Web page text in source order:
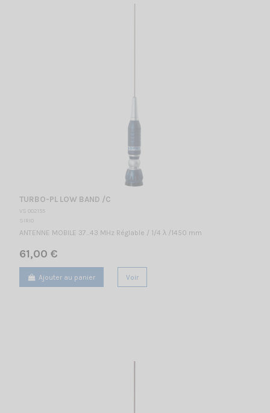
TURBO-PL LOW BAND /C
VS 002155
SIRIO
ANTENNE MOBILE 37...43 MHz Réglable / 1/4 λ /1450 mm
61,00 €
Ajouter au panier Voir